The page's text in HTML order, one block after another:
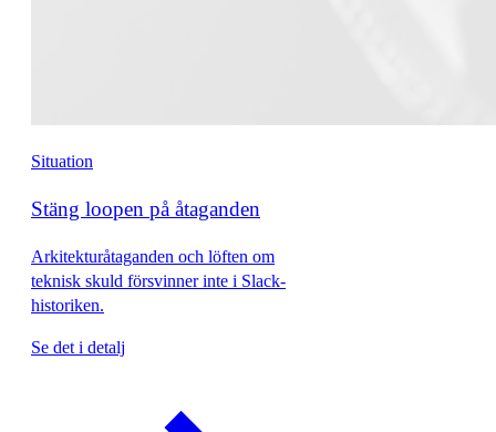
Situation
Stäng loopen på åtaganden
Arkitekturåtaganden och löften om
teknisk skuld försvinner inte i Slack-
historiken.
Se det i detalj